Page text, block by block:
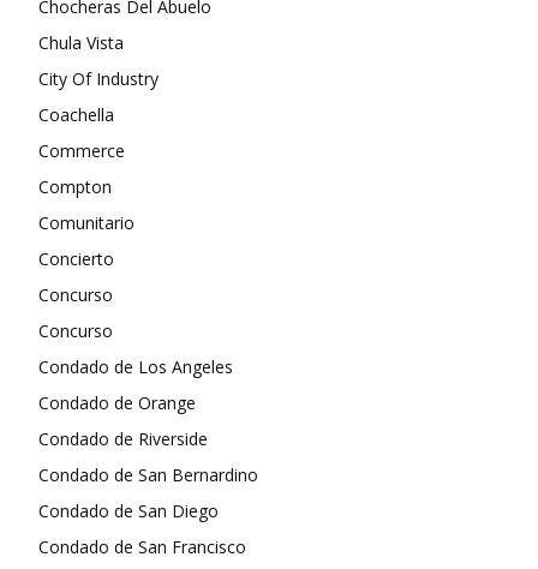
Chocheras Del Abuelo
Chula Vista
City Of Industry
Coachella
Commerce
Compton
Comunitario
Concierto
Concurso
Concurso
Condado de Los Angeles
Condado de Orange
Condado de Riverside
Condado de San Bernardino
Condado de San Diego
Condado de San Francisco